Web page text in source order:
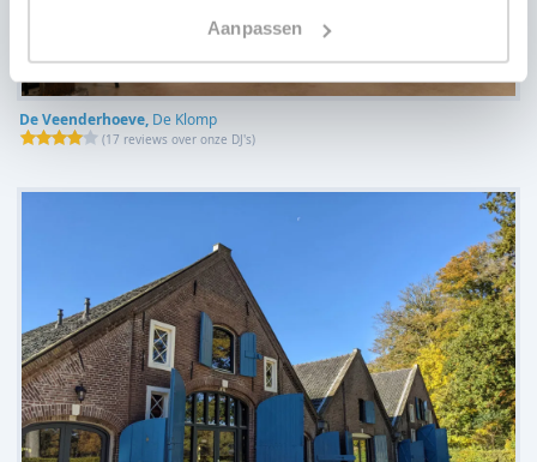
Aanpassen
De Veenderhoeve, De Klomp
(17 reviews over onze DJ's)